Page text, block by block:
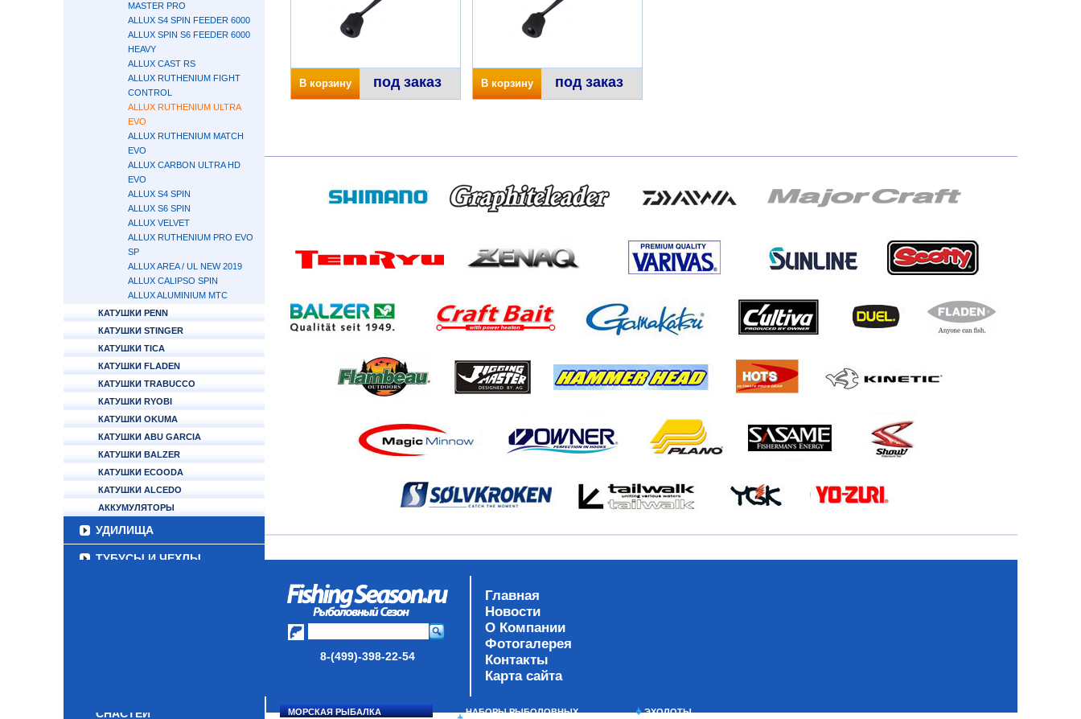
MASTER PRO
ALLUX S4 SPIN FEEDER 6000
ALLUX SPIN S6 FEEDER 6000
HEAVY
ALLUX CAST RS
ALLUX RUTHENIUM FIGHT
CONTROL
ALLUX RUTHENIUM ULTRA
EVO
ALLUX RUTHENIUM MATCH
EVO
ALLUX CARBON ULTRA HD
EVO
ALLUX S4 SPIN
ALLUX S6 SPIN
ALLUX VELVET
ALLUX RUTHENIUM PRO EVO
SP
ALLUX AREA / UL NEW 2019
ALLUX CALIPSO SPIN
ALLUX ALUMINIUM MTC
КАТУШКИ PENN
КАТУШКИ STINGER
КАТУШКИ TICA
КАТУШКИ FLADEN
КАТУШКИ TRABUCCO
КАТУШКИ RYOBI
КАТУШКИ OKUMA
КАТУШКИ ABU GARCIA
КАТУШКИ BALZER
КАТУШКИ ECOODA
КАТУШКИ ALCEDO
АККУМУЛЯТОРЫ
УДИЛИЩА
ТУБУСЫ И ЧЕХЛЫ
СНАСТЕЙ
В корзину под заказ В корзину под заказ
8-(499)-398-22-54
Главная
Новости
О Компании
Фотогалерея
Контакты
Карта сайта
МОРСКАЯ РЫБАЛКА
НАБОРЫ РЫБОЛОВНЫХ
ЭХОЛОТЫ